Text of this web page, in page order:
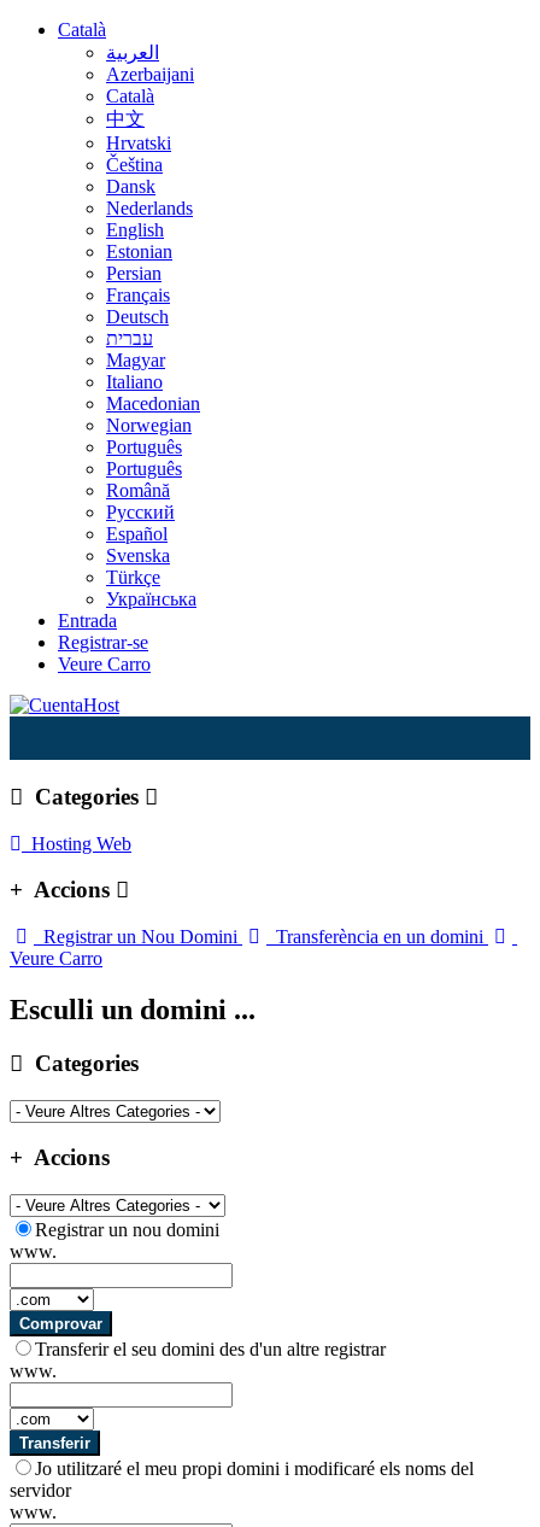
Català
العربية
Azerbaijani
Català
中文
Hrvatski
Čeština
Dansk
Nederlands
English
Estonian
Persian
Français
Deutsch
עברית
Magyar
Italiano
Macedonian
Norwegian
Português
Português
Română
Русский
Español
Svenska
Türkçe
Українська
Entrada
Registrar-se
Veure Carro
Categories
Hosting Web
Accions
Registrar un Nou Domini
Transferència en un domini
Veure Carro
Esculli un domini ...
Categories
Accions
Registrar un nou domini
www.
Comprovar
Transferir el seu domini des d'un altre registrar
www.
Transferir
Jo utilitzaré el meu propi domini i modificaré els noms del
servidor
www.